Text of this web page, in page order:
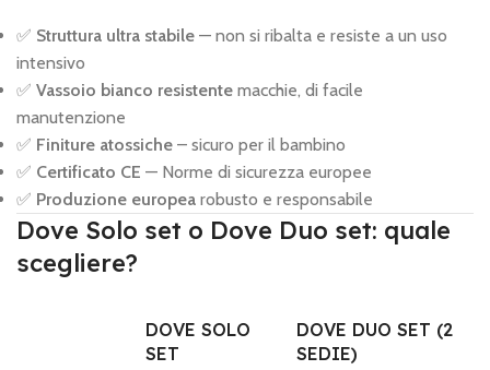
✅ Struttura ultra stabile — non si ribalta e resiste a un uso
intensivo
✅ Vassoio bianco resistente macchie, di facile
manutenzione
✅ Finiture atossiche – sicuro per il bambino
✅ Certificato CE — Norme di sicurezza europee
✅ Produzione europea robusto e responsabile
Dove Solo set o Dove Duo set: quale
scegliere?
DOVE SOLO
SET
DOVE DUO SET (2
SEDIE)